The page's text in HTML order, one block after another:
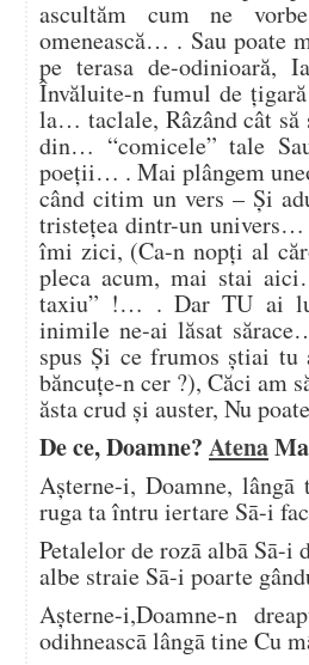
ascultăm cum ne
omenească… . Sau poate
pe terasa de-odinioară,
Învăluite-n fumul de
la… taclale, Râzând cât
din… “comicele” tale
poeţii… . Mai plângem
când citim un vers – Şi
tristeţea dintr-un
îmi zici, (Ca-n nopţi al
pleca acum, mai stai
taxiu” !… . Dar TU ai
inimile ne-ai lăsat
spus Şi ce frumos ştiai
băncuţe-n cer ?), Căci am
ăsta crud şi auster, Nu
De ce, Doamne? Atena
Aşterne-i, Doamne,
ruga ta întru iertare Sā-i
Petalelor de rozā albā Sā-i
albe straie Sā-i poarte
Aşterne-i,Doamne-n
odihneascā lângā tine Cu